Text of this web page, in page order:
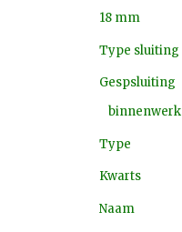
18 mm
Type sluiting
Gespsluiting
binnenwerk
Type
Kwarts
Naam